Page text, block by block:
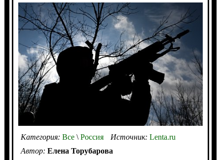
Категория: Все\Россия Источник: Lenta.ru
Автор: Елена Торубарова